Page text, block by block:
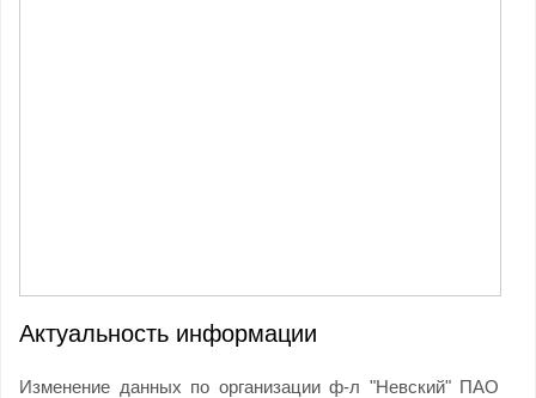
Актуальность информации
Изменение данных по организации ф-л "Невский" ПАО